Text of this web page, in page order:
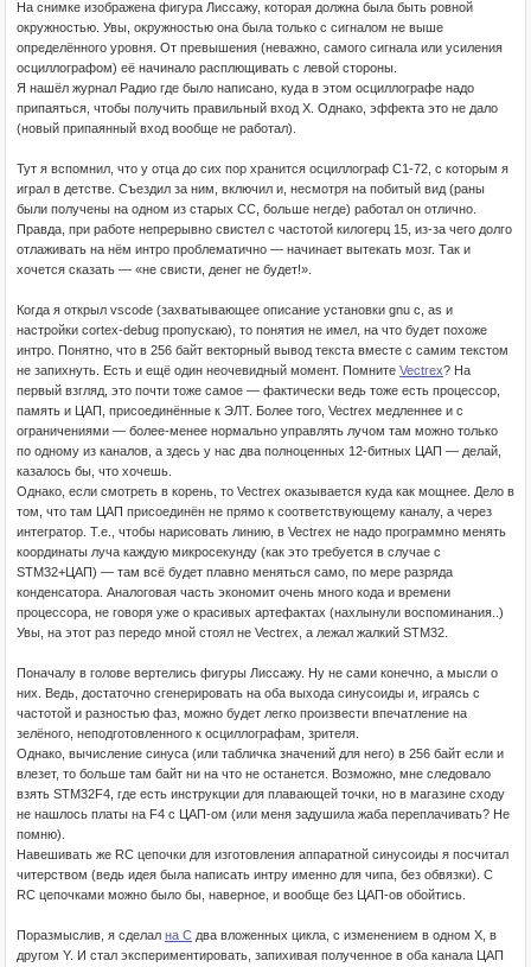
На снимке изображена фигура Лиссажу, которая должна была быть ровной
окружностью. Увы, окружностью она была только с сигналом не выше
определённого уровня. От превышения (неважно, самого сигнала или усиления
осциллографом) её начинало расплющивать с левой стороны.
Я нашёл журнал Радио где было написано, куда в этом осциллографе надо
припаяться, чтобы получить правильный вход X. Однако, эффекта это не дало
(новый припаянный вход вообще не работал).
Тут я вспомнил, что у отца до сих пор хранится осциллограф С1-72, с которым я
играл в детстве. Съездил за ним, включил и, несмотря на побитый вид (раны
были получены на одном из старых CC, больше негде) работал он отлично.
Правда, при работе непрерывно свистел с частотой килогерц 15, из-за чего долго
отлаживать на нём интро проблематично — начинает вытекать мозг. Так и
хочется сказать — «не свисти, денег не будет!».
Когда я открыл vscode (захватывающее описание установки gnu c, as и
настройки cortex-debug пропускаю), то понятия не имел, на что будет похоже
интро. Понятно, что в 256 байт векторный вывод текста вместе с самим текстом
не запихнуть. Есть и ещё один неочевидный момент. Помните Vectrex? На
первый взгляд, это почти тоже самое — фактически ведь тоже есть процессор,
память и ЦАП, присоединённые к ЭЛТ. Более того, Vectrex медленнее и с
ограничениями — более-менее нормально управлять лучом там можно только
по одному из каналов, а здесь у нас два полноценных 12-битных ЦАП — делай,
казалось бы, что хочешь.
Однако, если смотреть в корень, то Vectrex оказывается куда как мощнее. Дело в
том, что там ЦАП присоединён не прямо к соответствующему каналу, а через
интегратор. Т.е., чтобы нарисовать линию, в Vectrex не надо программно менять
координаты луча каждую микросекунду (как это требуется в случае с
STM32+ЦАП) — там всё будет плавно меняться само, по мере разряда
конденсатора. Аналоговая часть экономит очень много кода и времени
процессора, не говоря уже о красивых артефактах (нахлынули воспоминания..)
Увы, на этот раз передо мной стоял не Vectrex, а лежал жалкий STM32.
Поначалу в голове вертелись фигуры Лиссажу. Ну не сами конечно, а мысли о
них. Ведь, достаточно сгенерировать на оба выхода синусоиды и, играясь с
частотой и разностью фаз, можно будет легко произвести впечатление на
зелёного, неподготовленного к осциллографам, зрителя.
Однако, вычисление синуса (или табличка значений для него) в 256 байт если и
влезет, то больше там байт ни на что не останется. Возможно, мне следовало
взять STM32F4, где есть инструкции для плавающей точки, но в магазине сходу
не нашлось платы на F4 с ЦАП-ом (или меня задушила жаба переплачивать? Не
помню).
Навешивать же RC цепочки для изготовления аппаратной синусоиды я посчитал
читерством (ведь идея была написать интру именно для чипа, без обвязки). С
RC цепочками можно было бы, наверное, и вообще без ЦАП-ов обойтись.
Поразмыслив, я сделал на C два вложенных цикла, с изменением в одном X, в
другом Y. И стал экспериментировать, запихивая полученное в оба канала ЦАП